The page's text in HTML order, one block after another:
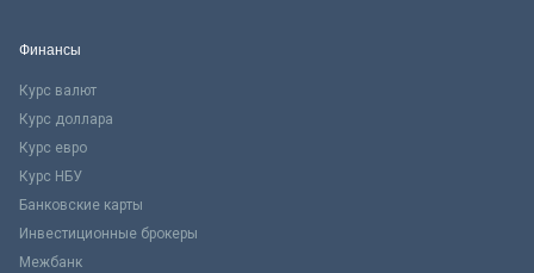
Финансы
Курс валют
Курс доллара
Курс евро
Курс НБУ
Банковские карты
Инвестиционные брокеры
Межбанк